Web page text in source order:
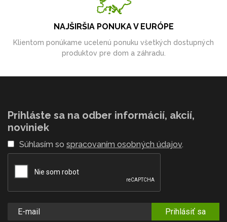
NAJŠIRŠIA PONUKA V EURÓPE
Klientom ponúkame ucelenú ponuku všetkých dostupných
produktov pre dom a záhradu.
Prihláste sa na odber informácií, akcií,
noviniek
Súhlasím so spracovaním osobných údajov.
Prihlásiť sa